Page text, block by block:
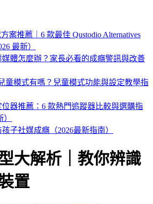
案推薦｜6 款最佳 Qustodio Alternatives
最新）
體怎麼辦？家長必看的成癮警訊與改善
童模式有嗎？兒童模式功能與設定教學指
器推薦：6 款熱門追蹤器比較與選購指
子社媒成癮（2026最新指南）
大解析｜教你辨識
置